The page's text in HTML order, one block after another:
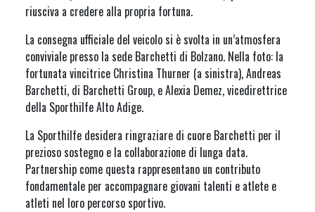
riusciva a credere alla propria fortuna.
La consegna ufficiale del veicolo si è svolta in un’atmosfera
conviviale presso la sede Barchetti di Bolzano. Nella foto: la
fortunata vincitrice Christina Thurner (a sinistra), Andreas
Barchetti, di Barchetti Group, e Alexia Demez, vicedirettrice
della Sporthilfe Alto Adige.
La Sporthilfe desidera ringraziare di cuore Barchetti per il
prezioso sostegno e la collaborazione di lunga data.
Partnership come questa rappresentano un contributo
fondamentale per accompagnare giovani talenti e atlete e
atleti nel loro percorso sportivo.